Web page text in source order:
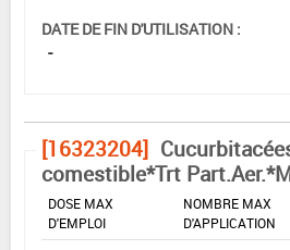
DATE DE FIN D'UTILISATION :
-
[16323204]
comestible*Trt
DOSE MAX
D'EMPLOI
NOMBRE MAX
D'APPLICATION